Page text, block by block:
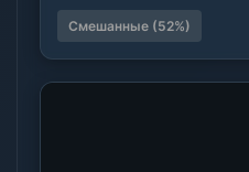
Смешанные (52%)